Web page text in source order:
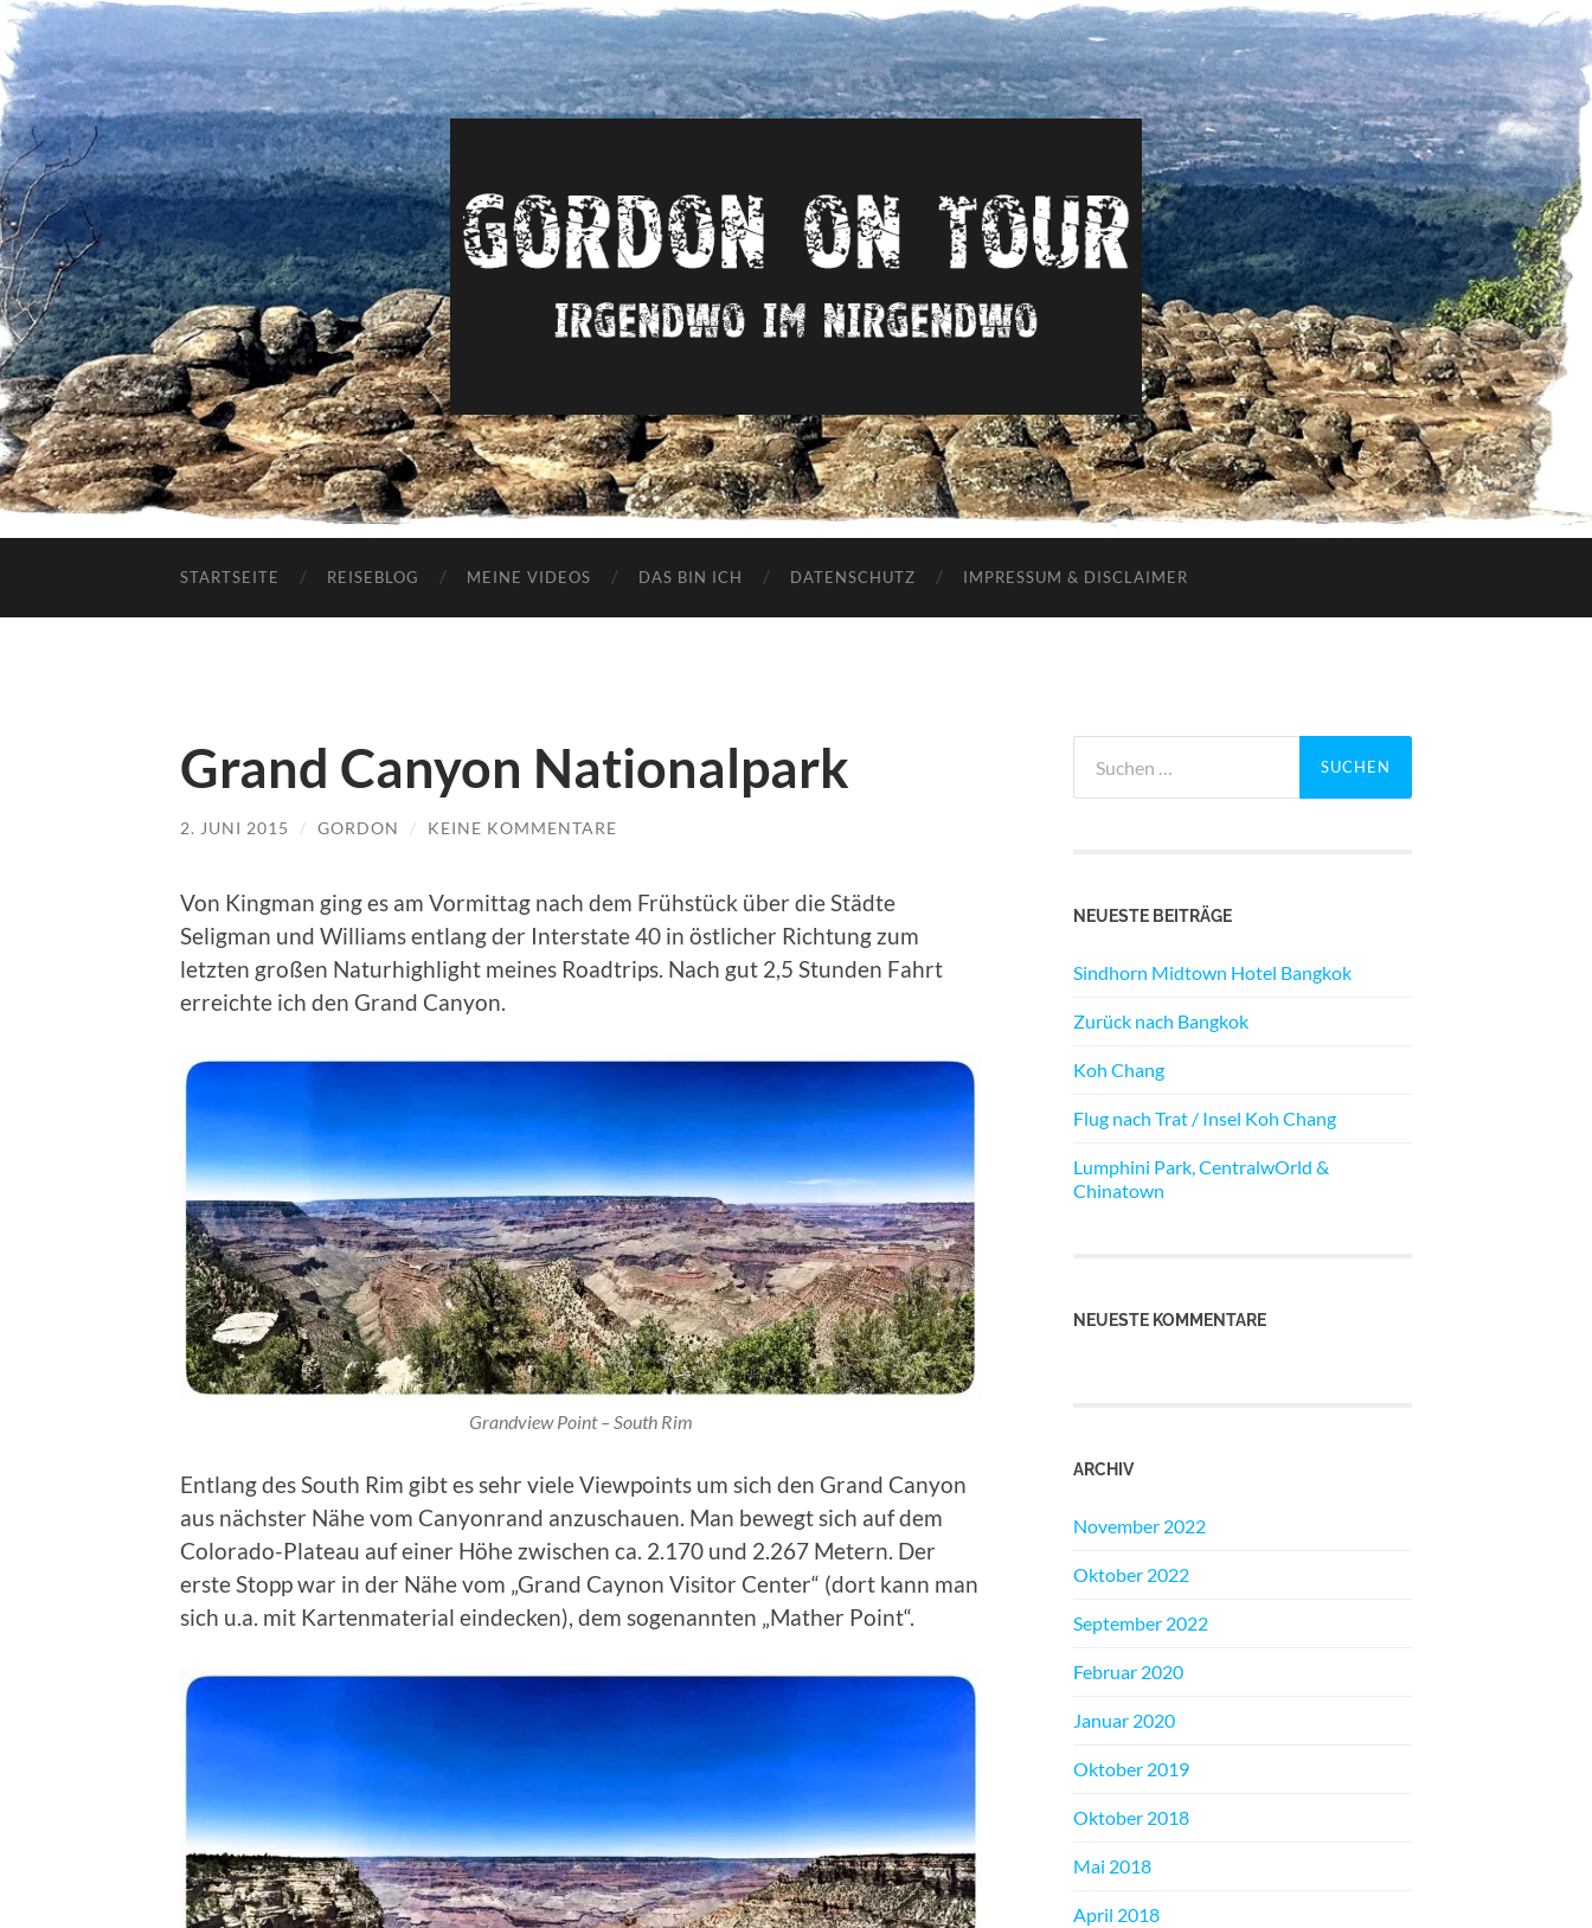
Irgendwo
im
nirgendwo
STARTSEITE REISEBLOG MEINE VIDEOS DAS BIN ICH DATENSCHUTZ IMPRESSUM & DISCLAIMER
Grand Canyon Nationalpark
2. JUNI 2015 / GORDON / KEINE KOMMENTARE
Von Kingman ging es am Vormittag nach dem Frühstück über die Städte
Seligman und Williams entlang der Interstate 40 in östlicher Richtung zum
letzten großen Naturhighlight meines Roadtrips. Nach gut 2,5 Stunden Fahrt
erreichte ich den Grand Canyon.
Grandview Point – South Rim
Entlang des South Rim gibt es sehr viele Viewpoints um sich den Grand Canyon
aus nächster Nähe vom Canyonrand anzuschauen. Man bewegt sich auf dem
Colorado-Plateau auf einer Höhe zwischen ca. 2.170 und 2.267 Metern. Der
erste Stopp war in der Nähe vom „Grand Caynon Visitor Center“ (dort kann man
sich u.a. mit Kartenmaterial eindecken), dem sogenannten „Mather Point“.
nach:
NEUESTE BEITRÄGE
Sindhorn Midtown Hotel Bangkok
Zurück nach Bangkok
Koh Chang
Flug nach Trat / Insel Koh Chang
Lumphini Park, CentralwOrld &
Chinatown
NEUESTE KOMMENTARE
ARCHIV
November 2022
Oktober 2022
September 2022
Februar 2020
Januar 2020
Oktober 2019
Oktober 2018
Mai 2018
April 2018